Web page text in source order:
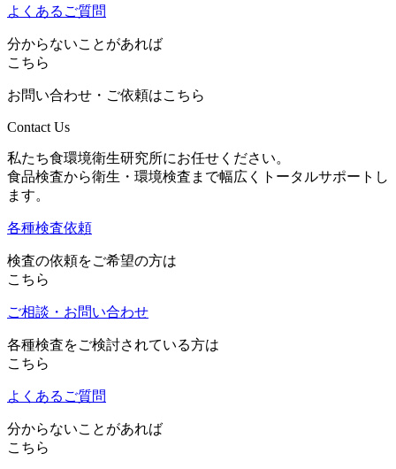
よくあるご質問
分からないことがあれば
こちら
お問い合わせ・ご依頼はこちら
Contact Us
私たち食環境衛生研究所にお任せください。
食品検査から衛生・環境検査まで幅広くトータルサポートし
ます。
各種検査依頼
検査の依頼をご希望の方は
こちら
ご相談・お問い合わせ
各種検査をご検討されている方は
こちら
よくあるご質問
分からないことがあれば
こちら